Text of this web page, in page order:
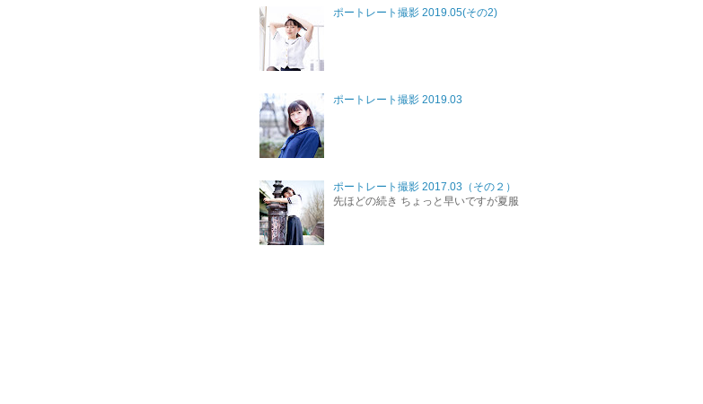
ポートレート撮影 2019.05(その2)
ポートレート撮影 2019.03
ポートレート撮影 2017.03（その２）
先ほどの続き ちょっと早いですが夏服